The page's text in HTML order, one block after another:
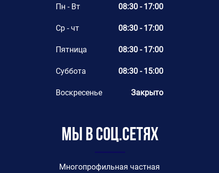
Пн - Вт 08:30 - 17:00
Ср - чт 08:30 - 17:00
Пятница 08:30 - 17:00
Суббота 08:30 - 15:00
Воскресенье Закрыто
Мы в соц.сетях
Многопрофильная частная